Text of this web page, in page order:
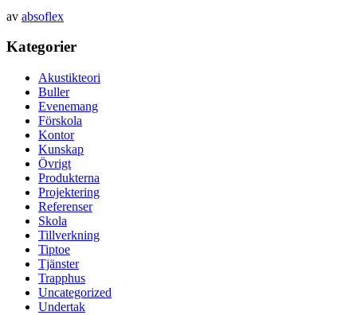
av absoflex
Kategorier
Akustikteori
Buller
Evenemang
Förskola
Kontor
Kunskap
Övrigt
Produkterna
Projektering
Referenser
Skola
Tillverkning
Tiptoe
Tjänster
Trapphus
Uncategorized
Undertak